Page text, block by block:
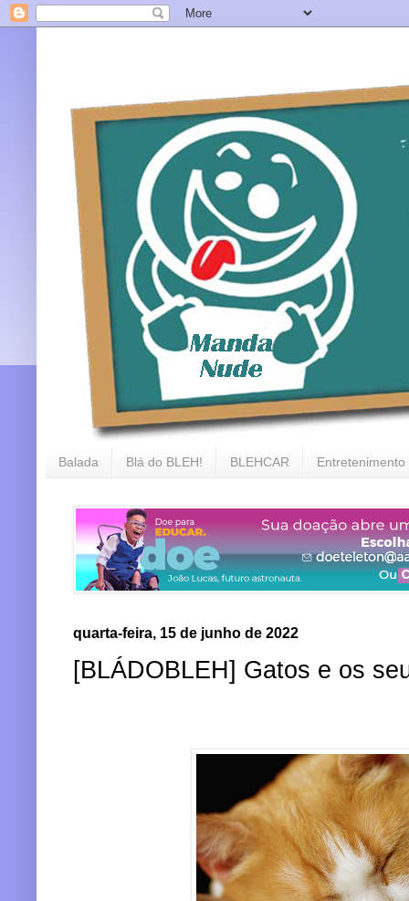
Balada Blá do BLEH! BLEHCAR Entretenimento
quarta-feira, 15 de junho de 2022
[BLÁDOBLEH] Gatos e os